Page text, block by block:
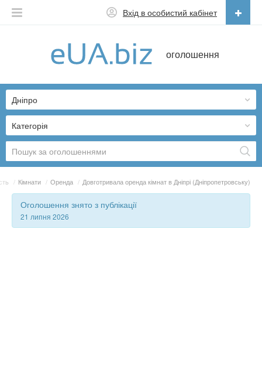
оголошення
Вхід в особистий кабінет
Українська
Категорія
Дніпро
/ Кімнати / Оренда / Довготривала оренда кімнат в Дніпрі (Дніпропетровську)
Оголошення знято з публікації
21 липня 2026